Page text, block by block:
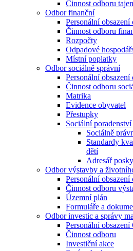
Činnost odboru
Odbor finanční
Personální
Činnost odboru
Rozpočty
Odpadové
Místní poplatky
Odbor sociálně správní
Personální
Činnost odboru
Matrika
Evidence obyvatel
Přestupky
Sociální poradenství
Sociálně
Standardy
dětí
Adresář
Odbor výstavby a
Personální
Činnost odboru
Územní plán
Formuláře a
Odbor investic a správy
Personální
Činnost odboru
Investiční akce